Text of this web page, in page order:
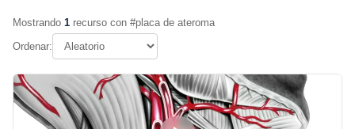
Mostrando 1 recurso con #placa de ateroma
Ordenar: